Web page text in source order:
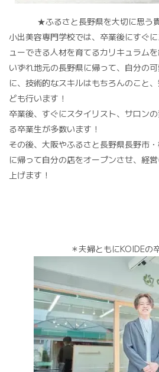
★ふるさと長野県を大切に思う
小出美容専門学校では、卒業後にすぐ
ューできる人材を育てるカリキュラムを
いずれ地元の長野県に帰って、自分の
に、技術的なスキルはもちろんのこと
ども行います！
卒業後、すぐにスタイリスト、サロン
る卒業生が多数います！
その後、大阪やふるさと長野県長野市
に帰って自分の店をオープンさせ、経
上げます！
＊夫婦ともにKOIDEの